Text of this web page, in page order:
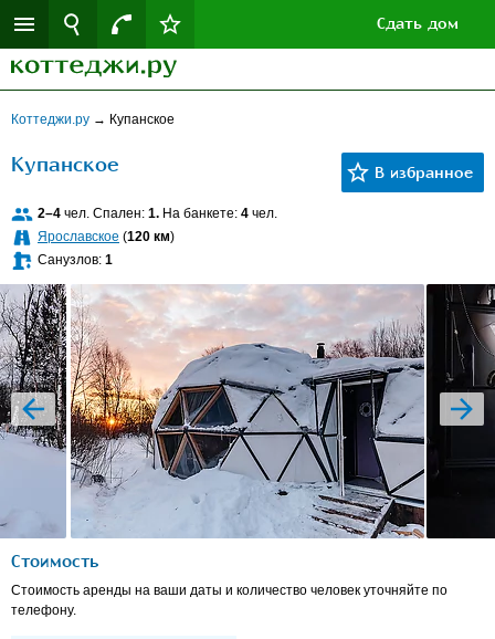
Сдать дом
Коттеджи.ру → Купанское
Купанское
2–4 чел. Спален: 1. На банкете: 4 чел.
Ярославское (120 км)
Санузлов: 1
prev
Стоимость
Стоимость аренды на ваши даты и количество человек уточняйте по
телефону.